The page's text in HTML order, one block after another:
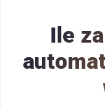
Ile